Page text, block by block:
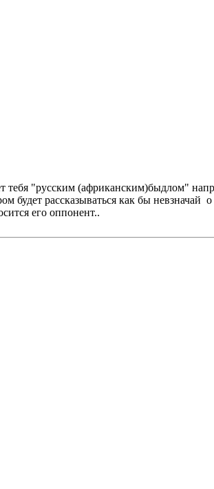
тебя "русским (африканским)быдлом"
будет рассказываться как бы невзначай
его оппонент..